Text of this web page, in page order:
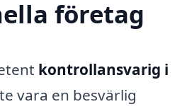
företag
kontrollansvarig i
vara en besvärlig